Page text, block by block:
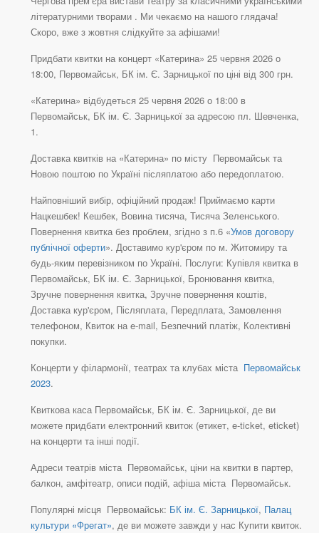
літературними творами . Ми чекаємо на нашого глядача!
Скоро, вже з жовтня слідкуйте за афішами!
Придбати квитки на концерт «Катерина» 25 червня 2026 о
18:00, Первомайськ, БК ім. Є. Зарницької по ціні від 300 грн.
«Катерина» відбудеться 25 червня 2026 о 18:00 в
Первомайськ, БК ім. Є. Зарницької за адресою пл. Шевченка,
1.
Доставка квитків на «Катерина» по місту Первомайськ та
Новою поштою по Україні післяплатою або передоплатою.
Найповніший вибір, офіційний продаж! Приймаємо карти
Нацкешбек! Кешбек, Вовина тисяча, Тисяча Зеленського.
Повернення квитка без проблем, згідно з п.6 «Умов договору
публічної оферти». Доставимо кур'єром по м. Житомиру та
будь-яким перевізником по Україні. Послуги: Купівля квитка в
Первомайськ, БК ім. Є. Зарницької, Бронювання квитка,
Зручне повернення квитка, Зручне повернення коштів,
Доставка кур'єром, Післяплата, Передплата, Замовлення
телефоном, Квиток на e-mail, Безпечний платіж, Колективні
покупки.
Концерти у філармонії, театрах та клубах міста Первомайськ
2023.
Квиткова каса Первомайськ, БК ім. Є. Зарницької, де ви
можете придбати електронний квиток (етикет, e-ticket, eticket)
на концерти та інші події.
Адреси театрів міста Первомайськ, ціни на квитки в партер,
балкон, амфітеатр, описи подій, афіша міста Первомайськ.
Популярні місця Первомайськ: БК ім. Є. Зарницької, Палац
культури «Фрегат», де ви можете завжди у нас Купити квиток.